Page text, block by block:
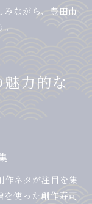
みながら、豊田市
力的な
作ネタが注目を集
を使った創作寿司